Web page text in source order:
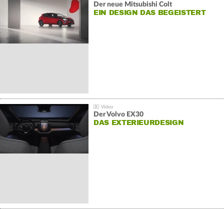
Der neue Mitsubishi Colt
EIN DESIGN DAS BEGEISTERT
Der Volvo EX30
DAS EXTERIEURDESIGN